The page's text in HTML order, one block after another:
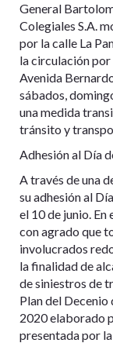
General
Colegiales S.A.
por la calle La
la circulación por
Avenida
sábados,
una medida
tránsito y
Adhesión al Día
A través de una
su adhesión al
el 10 de junio.
con agrado que
involucrados
la finalidad de
de siniestros de
Plan del
2020 elaborado
presentada por